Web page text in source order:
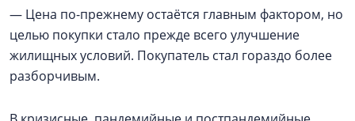
— Цена по-прежнему остаётся главным фактором, но
целью покупки стало прежде всего улучшение
жилищных условий. Покупатель стал гораздо более
разборчивым.